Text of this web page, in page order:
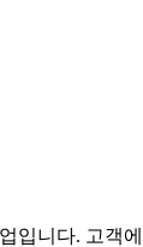
입니다. 고객